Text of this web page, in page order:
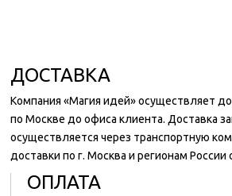
ДОСТАВКА
Компания «Магия идей» осуществляет
по Москве до офиса клиента. Доставка
осуществляется через транспортную
доставки по г. Москва и регионам
ОПЛАТА